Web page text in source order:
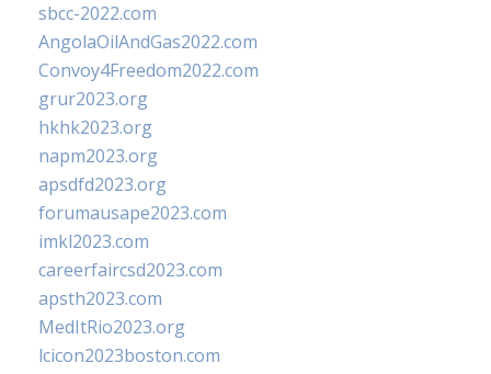
sbcc-2022.com
AngolaOilAndGas2022.com
Convoy4Freedom2022.com
grur2023.org
hkhk2023.org
napm2023.org
apsdfd2023.org
forumausape2023.com
imkl2023.com
careerfaircsd2023.com
apsth2023.com
MedItRio2023.org
lcicon2023boston.com